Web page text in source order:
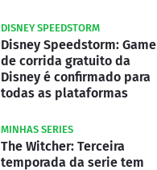
DISNEY SPEEDSTORM
Disney Speedstorm: Game
de corrida gratuito da
Disney é confirmado para
todas as plataformas
MINHAS SERIES
The Witcher: Terceira
temporada da serie tem